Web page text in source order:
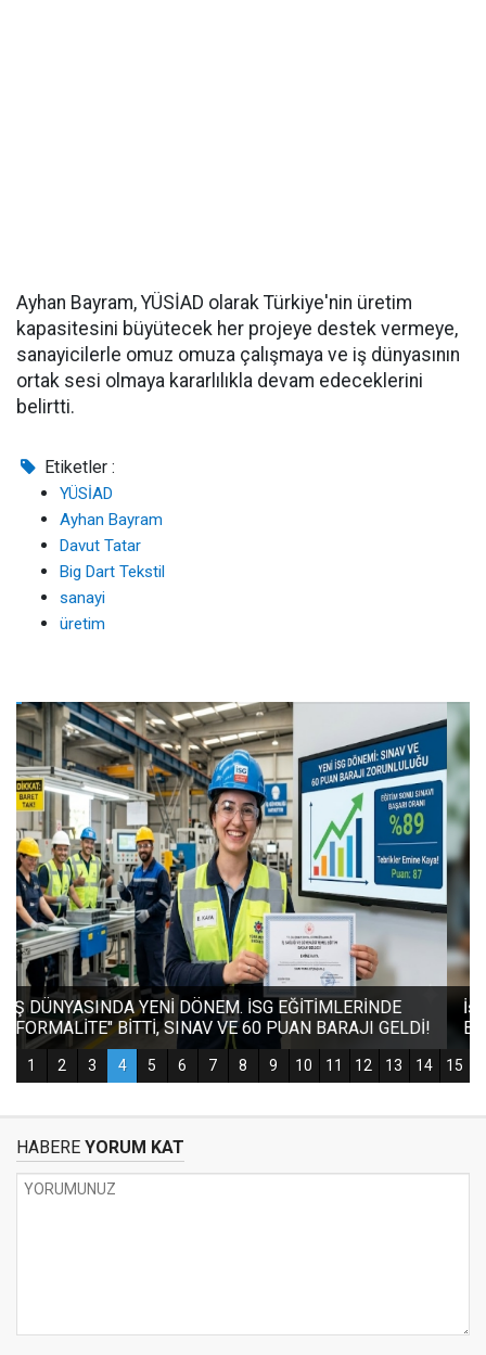
Ayhan Bayram, YÜSİAD olarak Türkiye'nin üretim
kapasitesini büyütecek her projeye destek vermeye,
sanayicilerle omuz omuza çalışmaya ve iş dünyasının
ortak sesi olmaya kararlılıkla devam edeceklerini
belirtti.
Etiketler :
YÜSİAD
Ayhan Bayram
Davut Tatar
Big Dart Tekstil
sanayi
üretim
HABERE YORUM KAT